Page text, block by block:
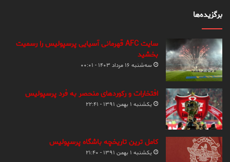
برگزیده‌ها
سایت AFC قهرمانی آسیایی پرسپولیس را رسمیت
بخشید
سه‌شنبه ۱۶ مرداد ۱۴۰۳ - ۰۰:۰۱
افتخارات و رکوردهای منحصر به فرد پرسپولیس
یکشنبه ۱ بهمن ۱۳۹۱ - ۲۲:۴۱
کامل ترین تاریخچه باشگاه پرسپولیس
یکشنبه ۱ بهمن ۱۳۹۱ - ۲۱:۴۰